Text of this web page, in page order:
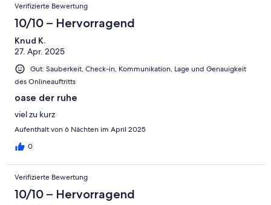
Verifizierte Bewertung
10/10 – Hervorragend
Knud K.
27. Apr. 2025
Gut: Sauberkeit, Check-in, Kommunikation, Lage und Genauigkeit
des Onlineauftritts
oase der ruhe
viel zu kurz
Aufenthalt von 6 Nächten im April 2025
0
Verifizierte Bewertung
10/10 – Hervorragend